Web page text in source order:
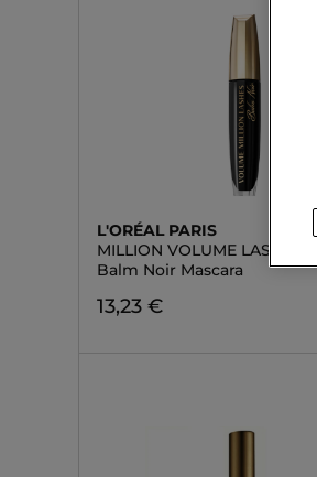
L'ORÉAL PARIS
MILLION VOLUME LASHES
Balm Noir Mascara
13,23 €